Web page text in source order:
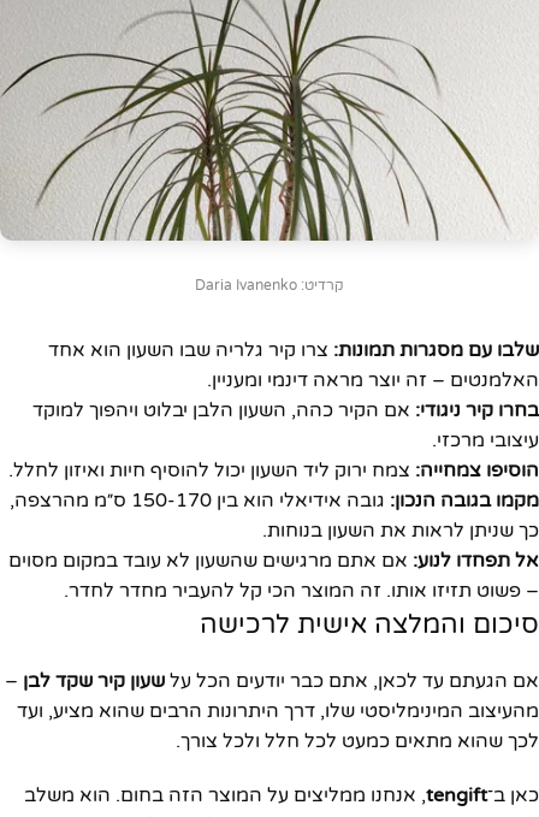
קרדיט: Daria Ivanenko
שלבו עם מסגרות תמונות: צרו קיר גלריה שבו השעון הוא אחד
האלמנטים – זה יוצר מראה דינמי ומעניין.
בחרו קיר ניגודי: אם הקיר כהה, השעון הלבן יבלוט ויהפוך למוקד
עיצובי מרכזי.
הוסיפו צמחייה: צמח ירוק ליד השעון יכול להוסיף חיות ואיזון לחלל.
מקמו בגובה הנכון:
גובה אידיאלי הוא בין 150-170 ס״מ מהרצפה,
כך שניתן לראות את השעון בנוחות.
אל תפחדו לנוע: אם אתם מרגישים שהשעון לא עובד במקום מסוים
– פשוט תזיזו אותו. זה המוצר הכי קל להעביר מחדר לחדר.
סיכום והמלצה אישית לרכישה
אם הגעתם עד לכאן, אתם כבר יודעים הכל על שעון קיר שקד לבן –
מהעיצוב המינימליסטי שלו, דרך היתרונות הרבים שהוא מציע, ועד
לכך שהוא מתאים כמעט לכל חלל ולכל צורך.
כאן ב־tengift, אנחנו ממליצים על המוצר הזה בחום. הוא משלב